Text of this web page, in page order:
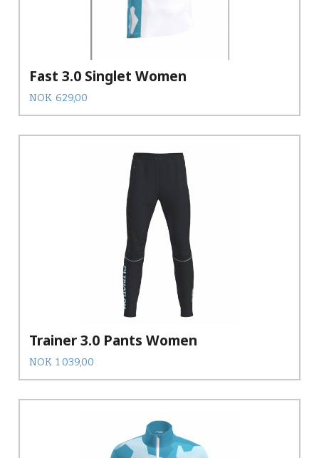
Fast 3.0 Singlet Women
Pris
NOK 629,00
Trainer 3.0 Pants Women
Pris
NOK 1 039,00